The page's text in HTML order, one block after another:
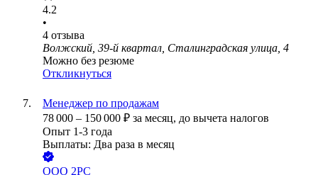
4.2
•
4 отзыва
Волжский, 39-й квартал, Сталинградская улица, 4
Можно без резюме
Откликнуться
Менеджер по продажам
78 000 – 150 000 ₽ за месяц, до вычета налогов
Опыт 1-3 года
Выплаты: Два раза в месяц
ООО 2РС